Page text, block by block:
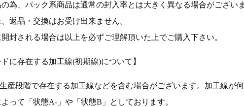
為、パック系商品は通常の封入率とは大きく異なる場合がございま
返品・交換はお受け出来ません。
封される場合は以上を必ずご理解頂いた上でご購入下さい。
に存在する加工線(初期線)について】
産段階で存在する加工線などを含む場合がございます。加工線が何
って「状態A-」や「状態B」としております。